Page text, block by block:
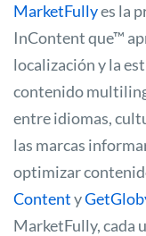
MarketFullyes la
InContent que™
localización y la
contenido
entre idiomas,
las marcas
optimizar
Contenty
MarketFully, cada